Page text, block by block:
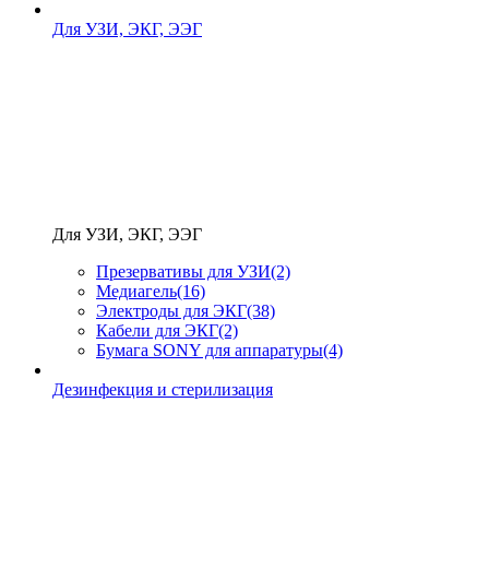
Для УЗИ, ЭКГ, ЭЭГ
Для УЗИ, ЭКГ, ЭЭГ
Презервативы для УЗИ(2)
Медиагель(16)
Электроды для ЭКГ(38)
Кабели для ЭКГ(2)
Бумага SONY для аппаратуры(4)
Дезинфекция и стерилизация